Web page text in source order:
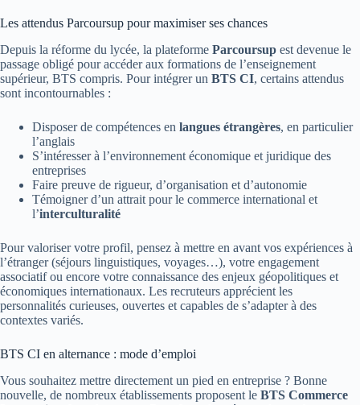
Les attendus Parcoursup pour maximiser ses chances
Depuis la réforme du lycée, la plateforme Parcoursup est devenue le
passage obligé pour accéder aux formations de l’enseignement
supérieur, BTS compris. Pour intégrer un BTS CI, certains attendus
sont incontournables :
Disposer de compétences en langues étrangères, en particulier
l’anglais
S’intéresser à l’environnement économique et juridique des
entreprises
Faire preuve de rigueur, d’organisation et d’autonomie
Témoigner d’un attrait pour le commerce international et
l’interculturalité
Pour valoriser votre profil, pensez à mettre en avant vos expériences à
l’étranger (séjours linguistiques, voyages…), votre engagement
associatif ou encore votre connaissance des enjeux géopolitiques et
économiques internationaux. Les recruteurs apprécient les
personnalités curieuses, ouvertes et capables de s’adapter à des
contextes variés.
BTS CI en alternance : mode d’emploi
Vous souhaitez mettre directement un pied en entreprise ? Bonne
nouvelle, de nombreux établissements proposent le BTS Commerce